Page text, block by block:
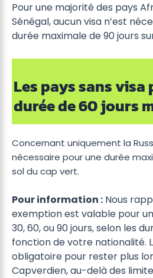
Pour une majorité des pays
Sénégal, aucun visa n’est
durée maximale de 90 jours
Les pays sans visa
durée de 60 jours
Concernant uniquement la
nécessaire pour une durée
sol du cap vert.
Pour information : Nous
exemption est valable pour
30, 60, ou 90 jours, selon les
fonction de votre nationalité.
obligatoire pour rester plus
Capverdien, au-delà des